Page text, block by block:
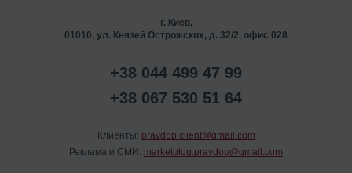
г. Киев,
01010, ул. Князей Острожских, д. 32/2, офис 028
+38 044 499 47 99
+38 067 530 51 64
Клиенты: pravdop.client@gmail.com
Реклама и СМИ: marketolog.pravdop@gmail.com